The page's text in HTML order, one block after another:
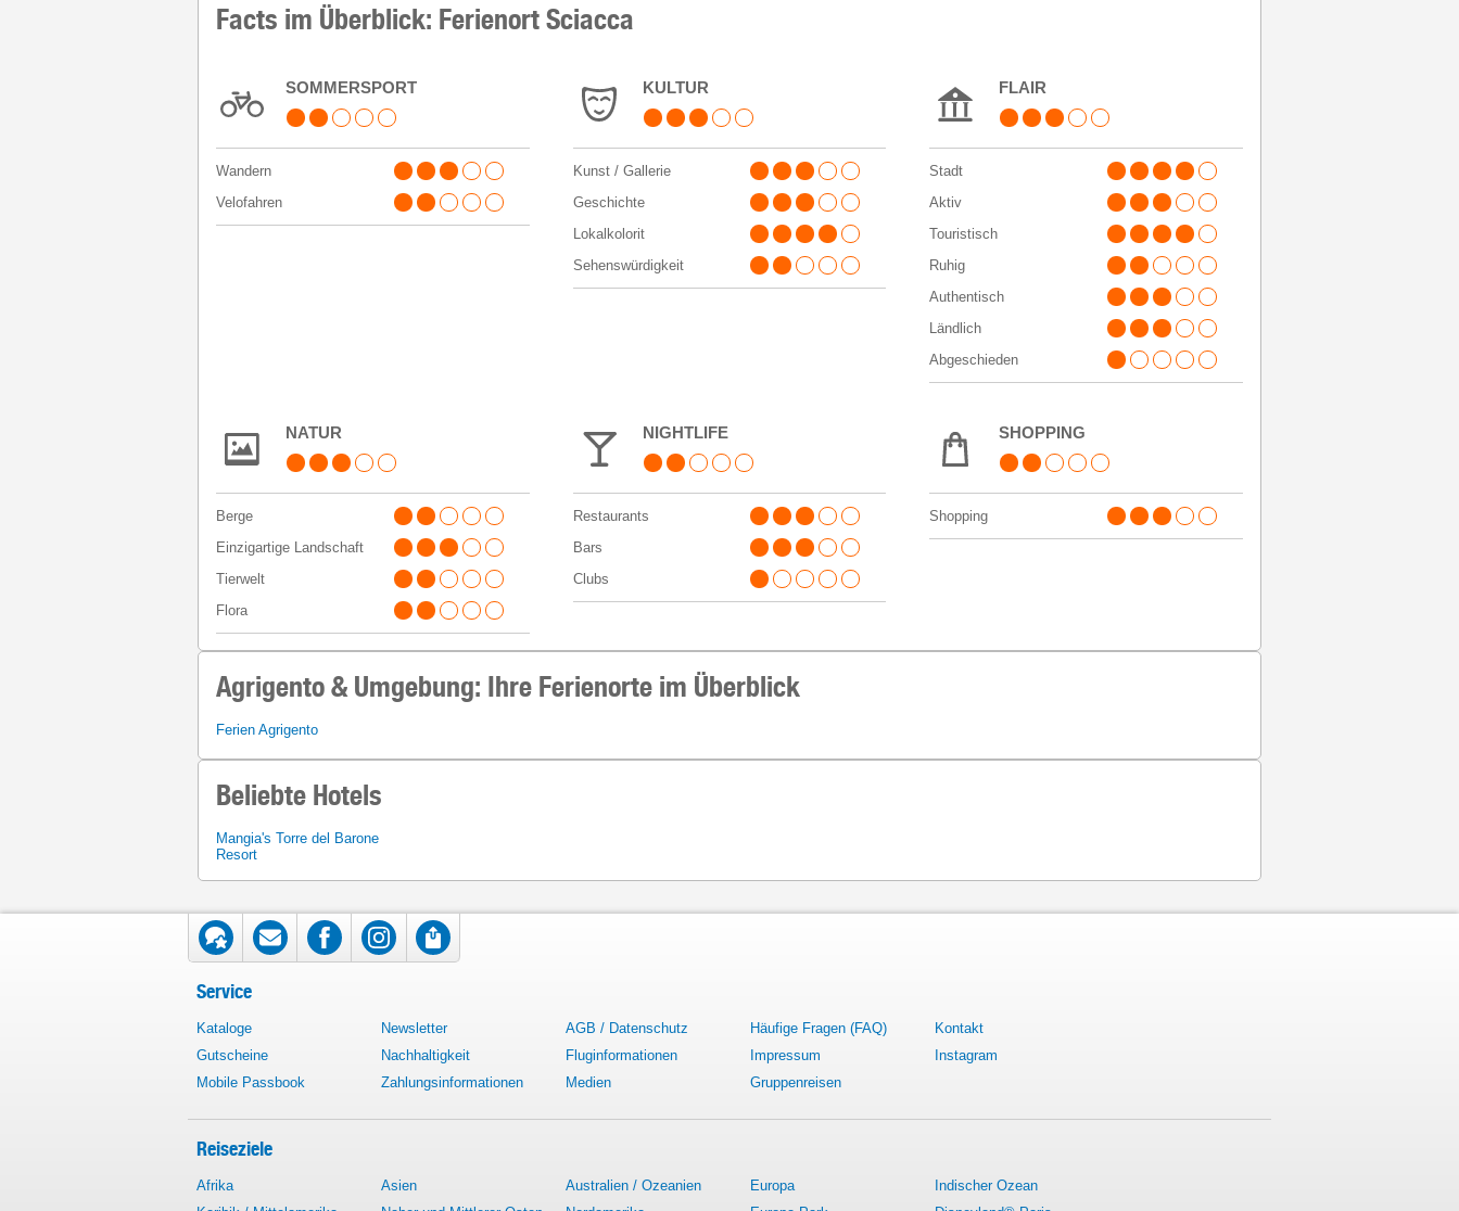
Facts im Überblick: Ferienort Sciacca
SOMMERSPORT
Wandern
Velofahren
KULTUR
Kunst / Gallerie
Geschichte
Lokalkolorit
Sehenswürdigkeit
FLAIR
Stadt
Aktiv
Touristisch
Ruhig
Authentisch
Ländlich
Abgeschieden
NATUR
Berge
Einzigartige Landschaft
Tierwelt
Flora
NIGHTLIFE
Restaurants
Bars
Clubs
SHOPPING
Shopping
Agrigento & Umgebung: Ihre Ferienorte im Überblick
Ferien Agrigento
Beliebte Hotels
Mangia's Torre del Barone
Resort
Service
Kataloge Newsletter AGB / Datenschutz Häufige Fragen (FAQ)
Kontakt
Gutscheine
Nachhaltigkeit Fluginformationen Impressum
Instagram
Mobile Passbook
Zahlungsinformationen Medien Gruppenreisen
Reiseziele
Afrika Asien Australien / Ozeanien Europa
Indischer Ozean